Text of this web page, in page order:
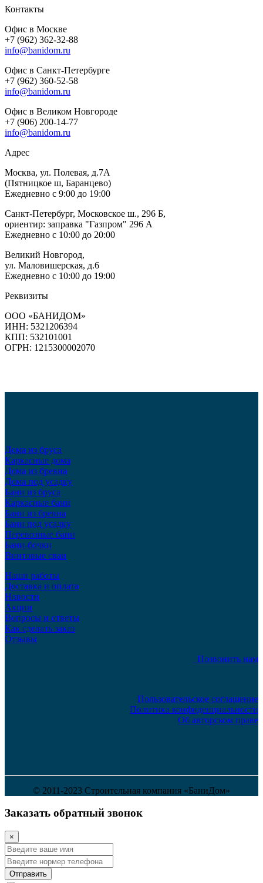
Контакты
Офис в Москве
+7 (962) 362-32-88
info@banidom.ru
Офис в Санкт-Петербурге
+7 (962) 360-52-58
info@banidom.ru
Офис в Великом Новгороде
+7 (906) 200-14-77
info@banidom.ru
Адрес
Москва, ул. Полевая, д.7А
(Пятницкое ш, Баранцево)
Ежедневно с 9:00 до 19:00
Санкт-Петербург, Московское ш., 296 Б,
ориентир: заправка "Газпром" 296 А
Ежедневно с 10:00 до 20:00
Великий Новгород,
ул. Маловишерская, д.6
Ежедневно с 10:00 до 19:00
Реквизиты
ООО «БАНИДОМ»
ИНН: 5321206394
КПП: 532101001
ОГРН: 1215300002070
Дома из бруса
Каркасные дома
Дома из бревна
Дома под усадку
Бани из бруса
Каркасные бани
Бани из бревна
Бани под усадку
Перевозные бани
Бани-бочки
Винтовые сваи
Наши работы
Доставка и оплата
Новости
Акции
Вопросы и ответы
Как сделать заказ
Отзывы
Позвонить нам
Пользовательское соглашение
Политика конфиденциальности
Об авторском праве
© 2011-2023 Строительная компания «БаниДом»
Заказать обратный звонок
×
Отправить